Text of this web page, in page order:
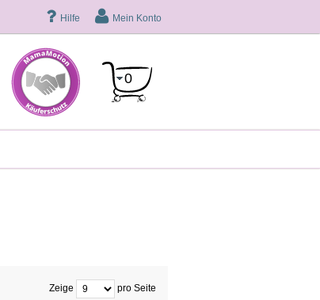
Hilfe Mein Konto
0
Zeige pro Seite